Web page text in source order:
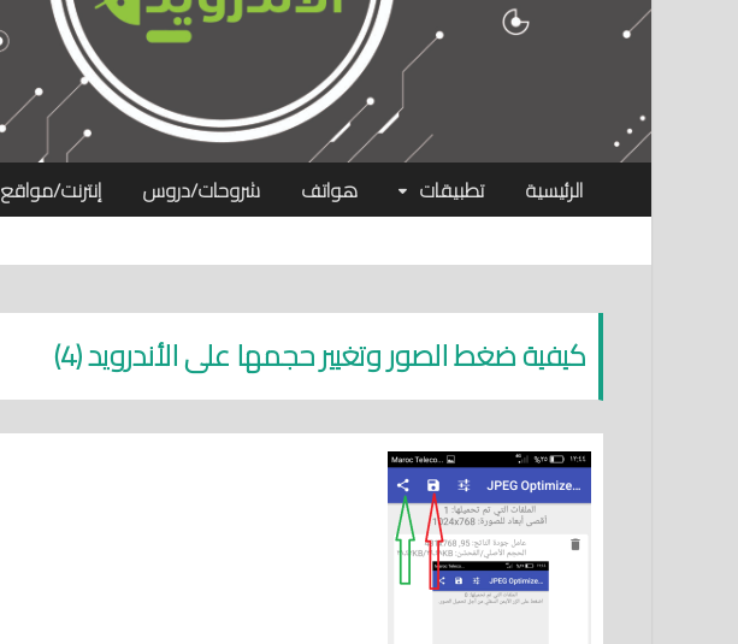
الرئيسية تطبيقات هواتف شروحات/دروس إنترنت/مواقع
كيفية ضغط الصور وتغيير حجمها على الأندرويد (4)